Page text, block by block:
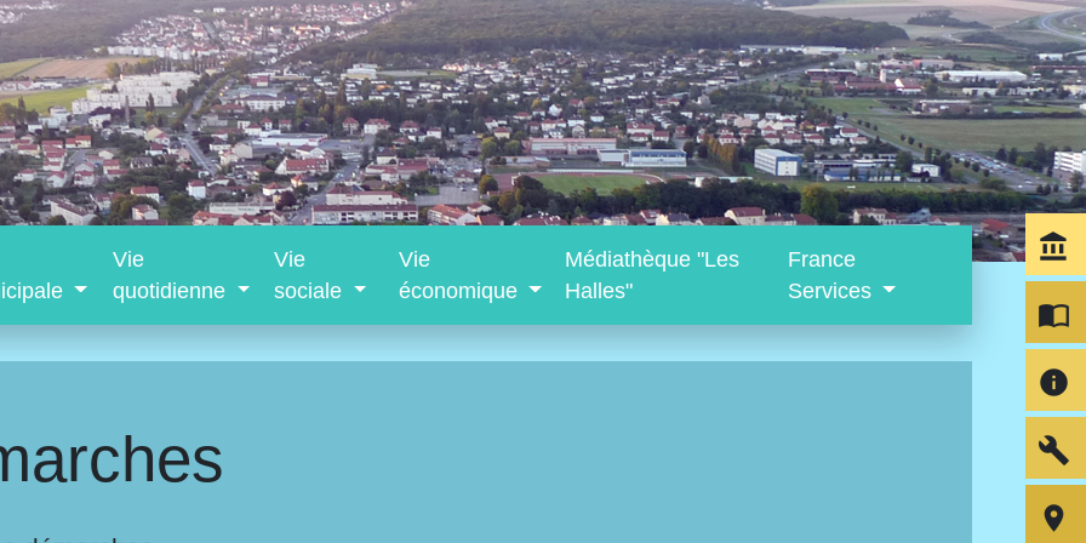
Vie
quotidienne
Vie
sociale
Vie
économique
Médiathèque "Les
Halles"
France
Services
account_balance
import_contacts
info
build
room